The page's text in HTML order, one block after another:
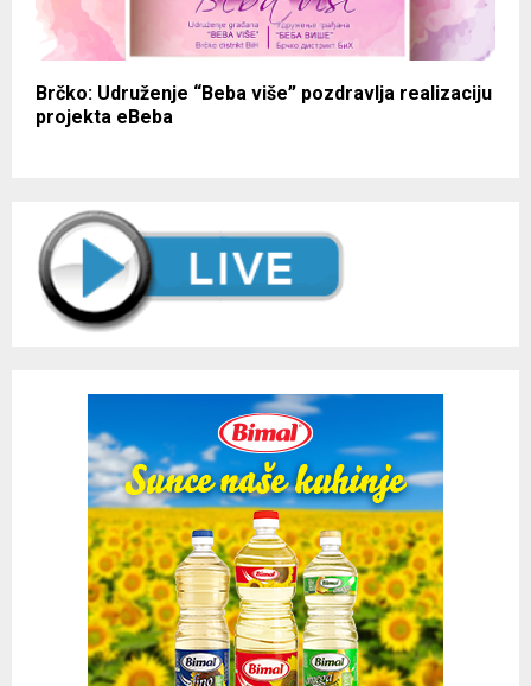
Brčko: Udruženje “Beba više” pozdravlja realizaciju
projekta eBeba